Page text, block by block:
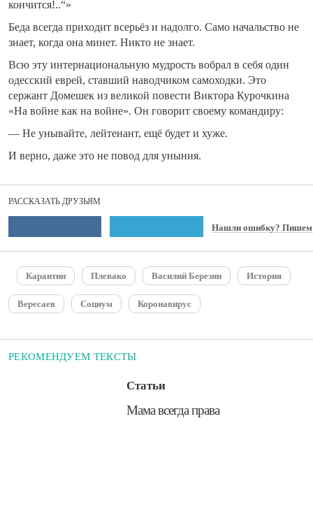
кончится!..“»
Беда всегда приходит всерьёз и надолго. Само начальство не
знает, когда она минет. Никто не знает.
Всю эту интернациональную мудрость вобрал в себя один
одесский еврей, ставший наводчиком самоходки. Это
сержант Домешек из великой повести Виктора Курочкина
«На войне как на войне». Он говорит своему командиру:
— Не унывайте, лейтенант, ещё будет и хуже.
И верно, даже это не повод для уныния.
РАССКАЗАТЬ ДРУЗЬЯМ
Нашли ошибку? Пишем
Карантин Плевако Василий Березин История
Вересаев Социум Коронавирус
РЕКОМЕНДУЕМ ТЕКСТЫ
Статьи
​Мама всегда права